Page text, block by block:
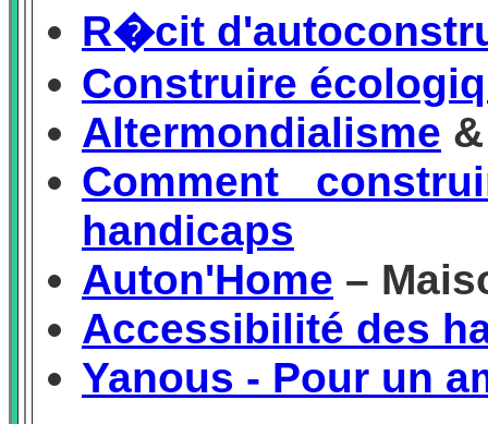
R�cit
Construire
Altermondialisme
Comment
handicaps
Auton'Home –
Accessibilité des
Yanous - Pour un